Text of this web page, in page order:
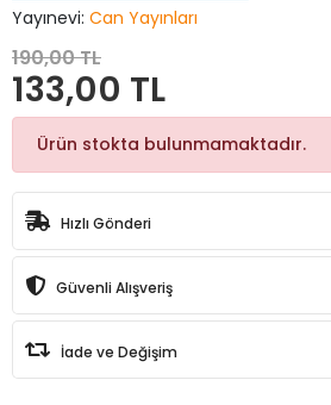
Yayınevi: Can Yayınları
190,00 TL
133,00 TL
Ürün stokta bulunmamaktadır.
Hızlı Gönderi
Güvenli Alışveriş
İade ve Değişim